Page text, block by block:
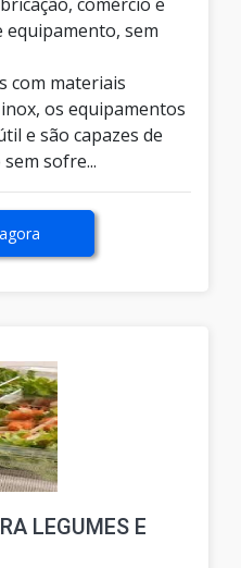
equipamento, sem
com materiais
os equipamentos
e são capazes de
sofre...
LEGUMES E